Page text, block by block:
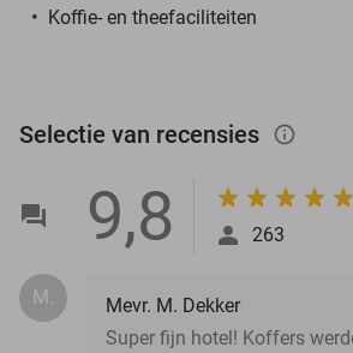
Koffie- en theefaciliteiten
Selectie van recensies info_outlined
9,8 263
M.
Mevr. M. Dekker
Super fijn hotel! Koffers